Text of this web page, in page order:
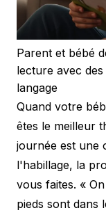
Parent et bébé
lecture avec
langage
Quand votre
êtes le meilleur
journée est une
l'habillage, la
vous faites. «
pieds sont dans